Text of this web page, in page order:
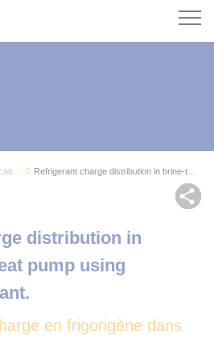
en frigorigène dans
distribution in
pump using